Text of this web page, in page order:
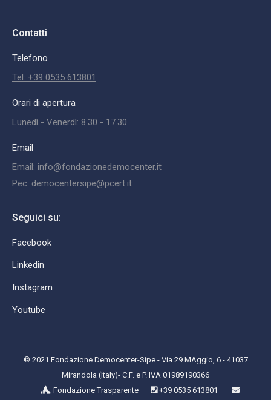
Contatti
Telefono
Tel: +39 0535 613801
Orari di apertura
Lunedì - Venerdì: 8.30 - 17.30
Email
Email: info@fondazionedemocenter.it
Pec: democentersipe@pcert.it
Seguici su:
Facebook
Linkedin
Instagram
Youtube
© 2021 Fondazione Democenter-Sipe - Via 29 MAggio, 6 - 41037
Mirandola (Italy)- C.F. e P. IVA 01989190366
Fondazione Trasparente
+39 0535 613801